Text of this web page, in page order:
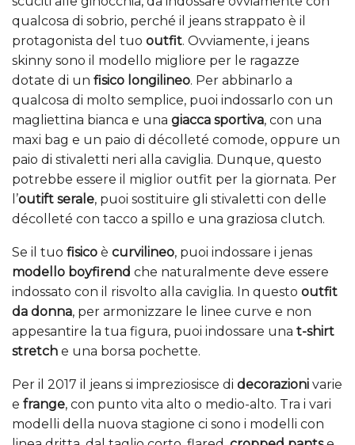
qualcosa di sobrio, perché il jeans strappato è il
protagonista del tuo outfit. Ovviamente, i jeans
skinny sono il modello migliore per le ragazze
dotate di un fisico longilineo. Per abbinarlo a
qualcosa di molto semplice, puoi indossarlo con un
magliettina bianca e una giacca sportiva, con una
maxi bag e un paio di décolleté comode, oppure un
paio di stivaletti neri alla caviglia. Dunque, questo
potrebbe essere il miglior outfit per la giornata. Per
l’outift serale, puoi sostituire gli stivaletti con delle
décolleté con tacco a spillo e una graziosa clutch.
Se il tuo fisico è curvilineo, puoi indossare i jenas
modello boyfirend che naturalmente deve essere
indossato con il risvolto alla caviglia. In questo outfit
da donna, per armonizzare le linee curve e non
appesantire la tua figura, puoi indossare una t-shirt
stretch e una borsa pochette.
Per il 2017 il jeans si impreziosisce di decorazioni varie
e frange, con punto vita alto o medio-alto. Tra i vari
modelli della nuova stagione ci sono i modelli con